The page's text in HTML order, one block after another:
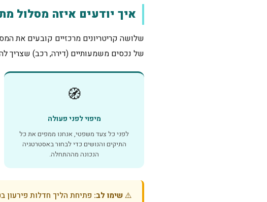
איך יודעים איזה מסלול
שלושה קריטריונים מרכזיים קובעים את
של נכסים משמעותיים (דירה, רכב) שצריך
🧭
מיפוי לפני פעולה
לפני כל צעד משפטי, אנחנו ממפים את כל
התיקים והנושים כדי לבחור באסטרטגיה
הנכונה מההתחלה.
⚠️שימו לב: פתיחת הליך חדלות